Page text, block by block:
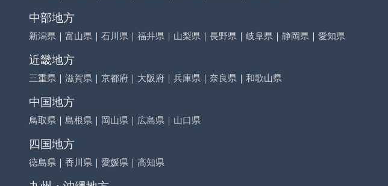
中部地方
新潟県 ｜ 富山県 ｜ 石川県 ｜ 福井県 ｜ 山梨県 ｜ 長野県 ｜ 岐阜県 ｜ 静岡県 ｜ 愛知県
近畿地方
三重県 ｜ 滋賀県 ｜ 京都府 ｜ 大阪府 ｜ 兵庫県 ｜ 奈良県 ｜ 和歌山県
中国地方
鳥取県 ｜ 島根県 ｜ 岡山県 ｜ 広島県 ｜ 山口県
四国地方
徳島県 ｜ 香川県 ｜ 愛媛県 ｜ 高知県